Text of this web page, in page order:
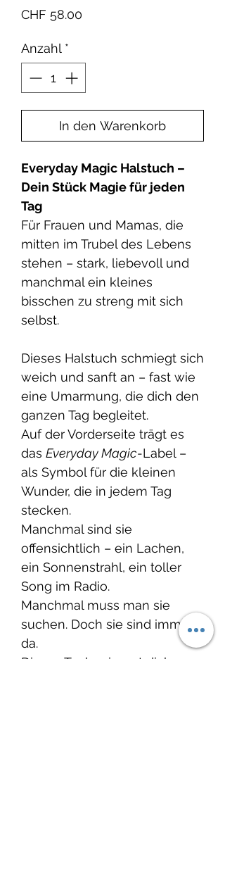
CHF 58.00
Anzahl *
In den Warenkorb
Everyday Magic Halstuch –
Dein Stück Magie für jeden
Tag
Für Frauen und Mamas, die
mitten im Trubel des Lebens
stehen – stark, liebevoll und
manchmal ein kleines
bisschen zu streng mit sich
selbst.
Dieses Halstuch schmiegt sich
weich und sanft an – fast wie
eine Umarmung, die dich den
ganzen Tag begleitet.
Auf der Vorderseite trägt es
das Everyday Magic-Label –
als Symbol für die kleinen
Wunder, die in jedem Tag
stecken.
Manchmal sind sie
offensichtlich – ein Lachen,
ein Sonnenstrahl, ein toller
Song im Radio.
Manchmal muss man sie
suchen. Doch sie sind immer
da.
Dieses Tuch erinnert dich